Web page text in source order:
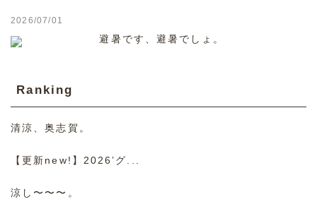
2026/07/01
避暑です、避暑でしょ。
Ranking
清涼、奥志賀。
【更新new!】2026’グ...
涼し〜〜〜。